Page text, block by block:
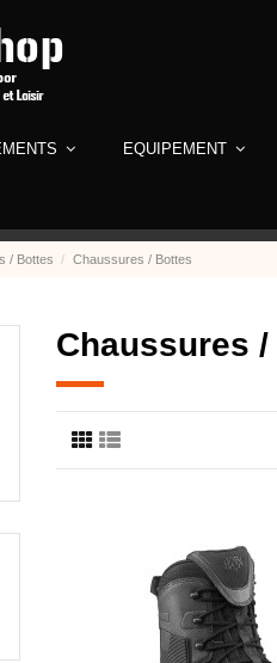
EQUIPEMENT
/ Bottes Chaussures / Bottes
Chaussures